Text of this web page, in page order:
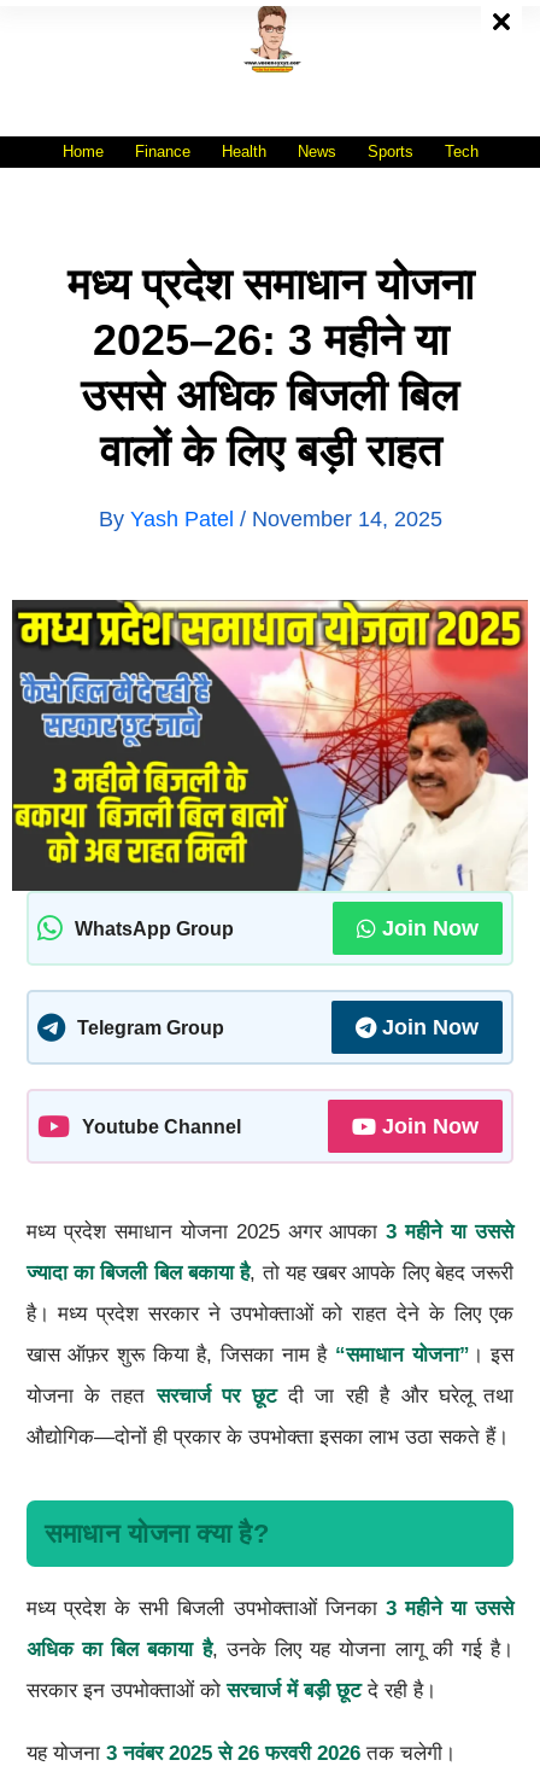
Home Finance Health News Sports Tech
मध्य प्रदेश समाधान योजना
2025–26: 3 महीने या
उससे अधिक बिजली बिल
वालों के लिए बड़ी राहत
By Yash Patel / November 14, 2025
WhatsApp Group Join Now
Telegram Group Join Now
Youtube Channel Join Now
मध्य प्रदेश समाधान योजना 2025 अगर आपका3 महीने या उससे
ज्यादा का बिजली बिल बकाया है, तो यह खबर आपके लिए बेहद जरूरी
है। मध्य प्रदेश सरकार ने उपभोक्ताओं को राहत देने के लिए एक
खास ऑफ़र शुरू किया है, जिसका नाम है “समाधान योजना” । इस
योजना के तहतसरचार्ज पर छूटदी जा रही है और घरेलू तथा
औद्योगिक—दोनों ही प्रकार के उपभोक्ता इसका लाभ उठा सकते हैं।
समाधान योजना क्या है?
मध्य प्रदेश के सभी बिजली उपभोक्ताओं जिनका 3 महीने या उससे
अधिक का बिल बकाया है, उनके लिए यह योजना लागू की गई है।
सरकार इन उपभोक्ताओं कोसरचार्ज में बड़ी छूटदे रही है।
यह योजना 3 नवंबर 2025 से 26 फरवरी 2026तक चलेगी।